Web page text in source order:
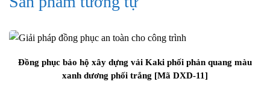
giúp tổng thể trang phục liền mạch và gọn gàng hơn.
Thiết kế này còn hỗ trợ hạn chế bụi bẩn bám vào bên
trong trong quá trình làm việc.
Đồng phục bảo hộ xây dựng vải Kaki phối phản quang màu
xanh dương phối trắng [Mã DXD-11]